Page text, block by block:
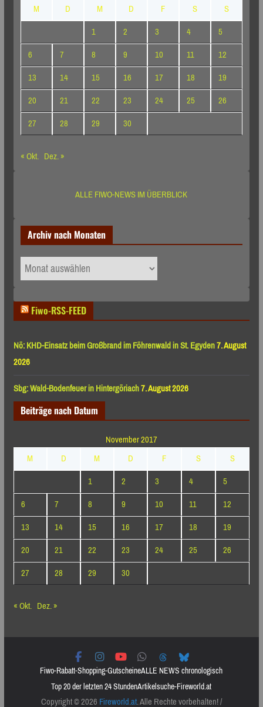
M
D M D F S
S
1
2 3 4
5
6
7 8 9 10 11
12
13
14 15 16 17 18
19
20
21 22 23 24 25
26
27
28 29
30
« Okt. Dez. »
ALLE FIWO-NEWS IM ÜBERBLICK
Archiv nach Monaten
Archiv
nach
Fiwo-RSS-FEED
Nö: KHD-Einsatz beim Großbrand im Föhrenwald in St. Egyden7. August
2026
Sbg: Wald-Bodenfeuer in Hintergöriach7. August 2026
Beiträge nach Datum
November 2017
M
D M D F S
S
1
2 3 4
5
6
7 8 9 10 11
12
13
14 15 16 17 18
19
20
21 22 23 24 25
26
27
28 29
30
« Okt. Dez. »
Fiwo-Rabatt-Shopping-GutscheineALLE NEWS chronologisch
Top 20 der letzten 24 StundenArtikelsuche-Fireworld.at
Copyright © 2026Fireworld.at. Alle Rechte vorbehalten! /